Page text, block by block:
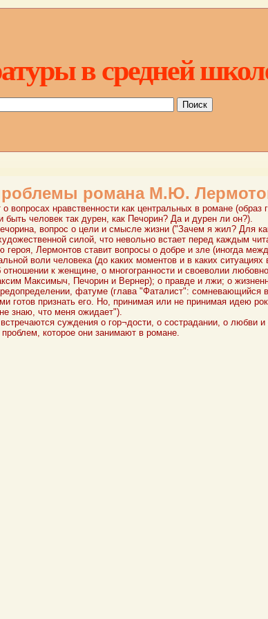
в средней
романа М.Ю.
вопросах нравственности как центральных в романе (образ
быть человек так дурен, как Печорин? Да и дурен ли он?).
вопрос о цели и смысле жизни ("Зачем я жил? Для
силой, что невольно встает перед каждым
героя, Лермонтов ставит вопросы о добре и зле (иногда
воли человека (до каких моментов и в каких
отношении к женщине, о многогранности и своеволии
Максимыч, Печорин и Вернер); о правде и лжи; о
фатуме (глава "Фаталист": сомневающийся
готов признать его. Но, принимая или не принимая идею
знаю, что меня ожидает").
суждения о гор¬дости, о сострадании, о любви
которое они занимают в романе.